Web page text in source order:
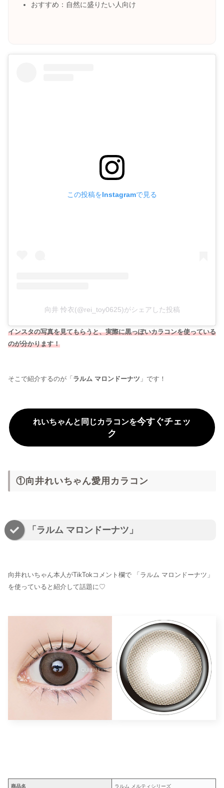
おすすめ：自然に盛りたい人向け
この投稿をInstagramで見る
向井 怜衣(@rei_toy0625)がシェアした投稿
インスタの写真を見てもらうと、実際に黒っぽいカラコンを使っている
のが分かります！
そこで紹介するのが「 ラルム マロンドーナツ 」です！
れいちゃんと同じカラコンを今すぐチェッ
ク
①向井れいちゃん愛用カラコン
「ラルム マロンドーナツ」
向井れいちゃん本人がTikTokコメント欄で 「ラルム マロンドーナツ」
を使っていると紹介して話題に♡
商品名 ラルム メルティシリーズ